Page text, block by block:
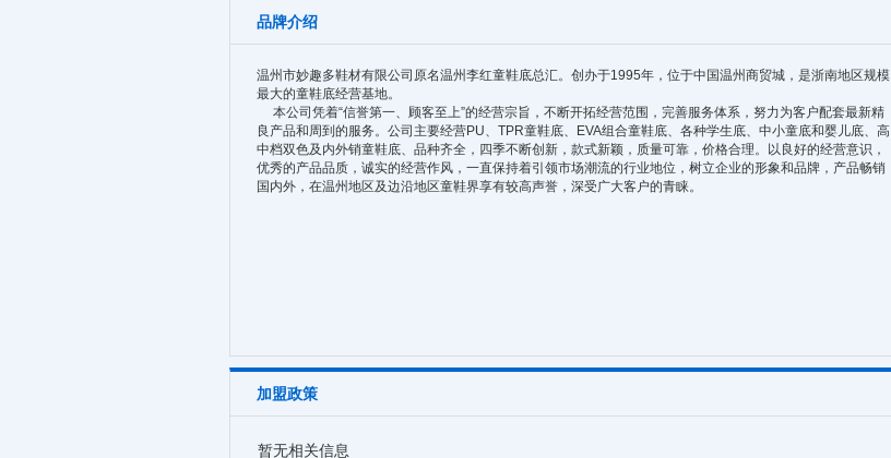
品牌介绍
温州市妙趣多鞋材有限公司原名温州李红童鞋底总汇。创办于1995年，位于中国温州商贸城，是浙南地区规模
最大的童鞋底经营基地。
本公司凭着“信誉第一、顾客至上”的经营宗旨，不断开拓经营范围，完善服务体系，努力为客户配套最新精
良产品和周到的服务。公司主要经营PU、TPR童鞋底、EVA组合童鞋底、各种学生底、中小童底和婴儿底、高
中档双色及内外销童鞋底、品种齐全，四季不断创新，款式新颖，质量可靠，价格合理。以良好的经营意识，
优秀的产品品质，诚实的经营作风，一直保持着引领市场潮流的行业地位，树立企业的形象和品牌，产品畅销
国内外，在温州地区及边沿地区童鞋界享有较高声誉，深受广大客户的青睐。
加盟政策
暂无相关信息